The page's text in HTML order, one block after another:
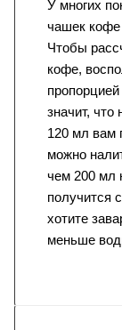
У многих
чашек кофе
Чтобы
кофе,
значит, что
120 мл вам
можно
чем 200 мл
получится
хотите
меньше